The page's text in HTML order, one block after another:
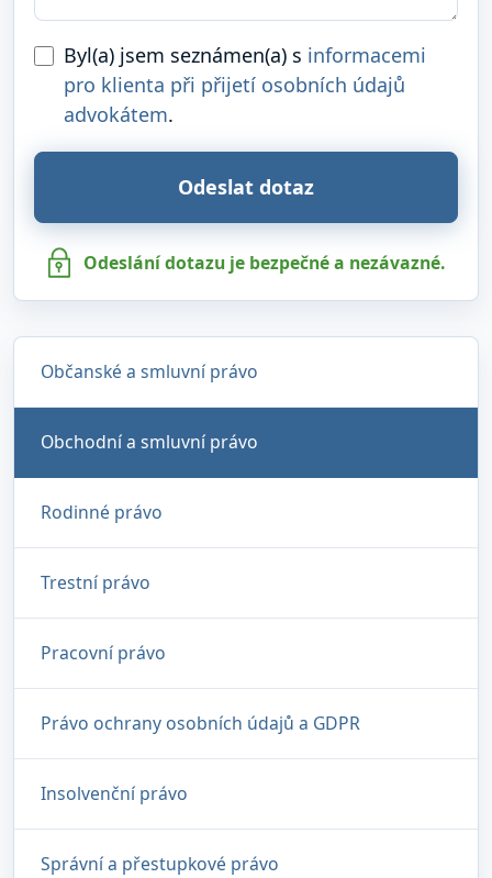
Občanské a smluvní právo
Obchodní a smluvní právo
Rodinné právo
Trestní právo
Pracovní právo
Právo ochrany osobních údajů a GDPR
Insolvenční právo
Správní a přestupkové právo
Byl(a) jsem seznámen(a) s informacemi
pro klienta při přijetí osobních údajů
advokátem.
Odeslat dotaz
Odeslání dotazu je bezpečné a nezávazné.